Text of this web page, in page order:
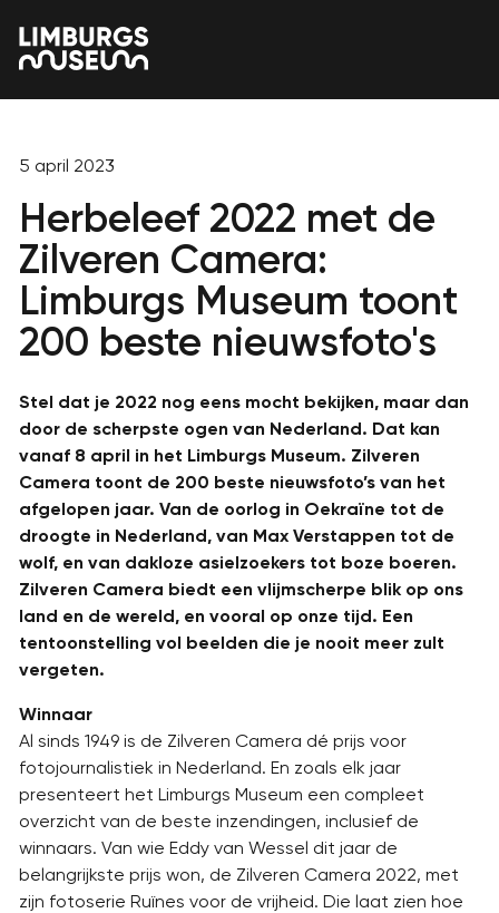
5 april 2023
Herbeleef 2022 met de
Zilveren Camera:
Limburgs Museum toont
200 beste nieuwsfoto's
Stel dat je 2022 nog eens mocht bekijken, maar dan
door de scherpste ogen van Nederland. Dat kan
vanaf 8 april in het Limburgs Museum. Zilveren
Camera toont de 200 beste nieuwsfoto’s van het
afgelopen jaar. Van de oorlog in Oekraïne tot de
droogte in Nederland, van Max Verstappen tot de
wolf, en van dakloze asielzoekers tot boze boeren.
Zilveren Camera biedt een vlijmscherpe blik op ons
land en de wereld, en vooral op onze tijd. Een
tentoonstelling vol beelden die je nooit meer zult
vergeten.
Winnaar
Al sinds 1949 is de Zilveren Camera dé prijs voor
fotojournalistiek in Nederland. En zoals elk jaar
presenteert het Limburgs Museum een compleet
overzicht van de beste inzendingen, inclusief de
winnaars. Van wie Eddy van Wessel dit jaar de
belangrijkste prijs won, de Zilveren Camera 2022, met
zijn fotoserie Ruïnes voor de vrijheid. Die laat zien hoe